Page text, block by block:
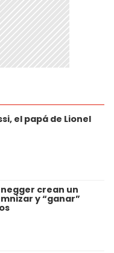
el papá de Lionel
crean un
y “ganar”